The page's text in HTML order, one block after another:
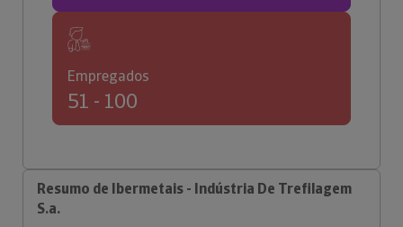
Empregados
51 - 100
Resumo de Ibermetais - Indústria De Trefilagem
S.a.